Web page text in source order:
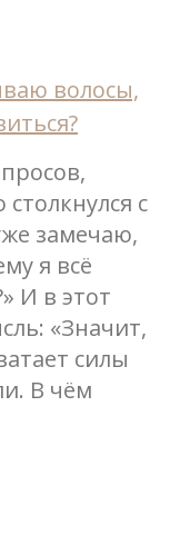
волосы,
с
замечаю,
я всё
И в этот
«Значит,
силы
В чём